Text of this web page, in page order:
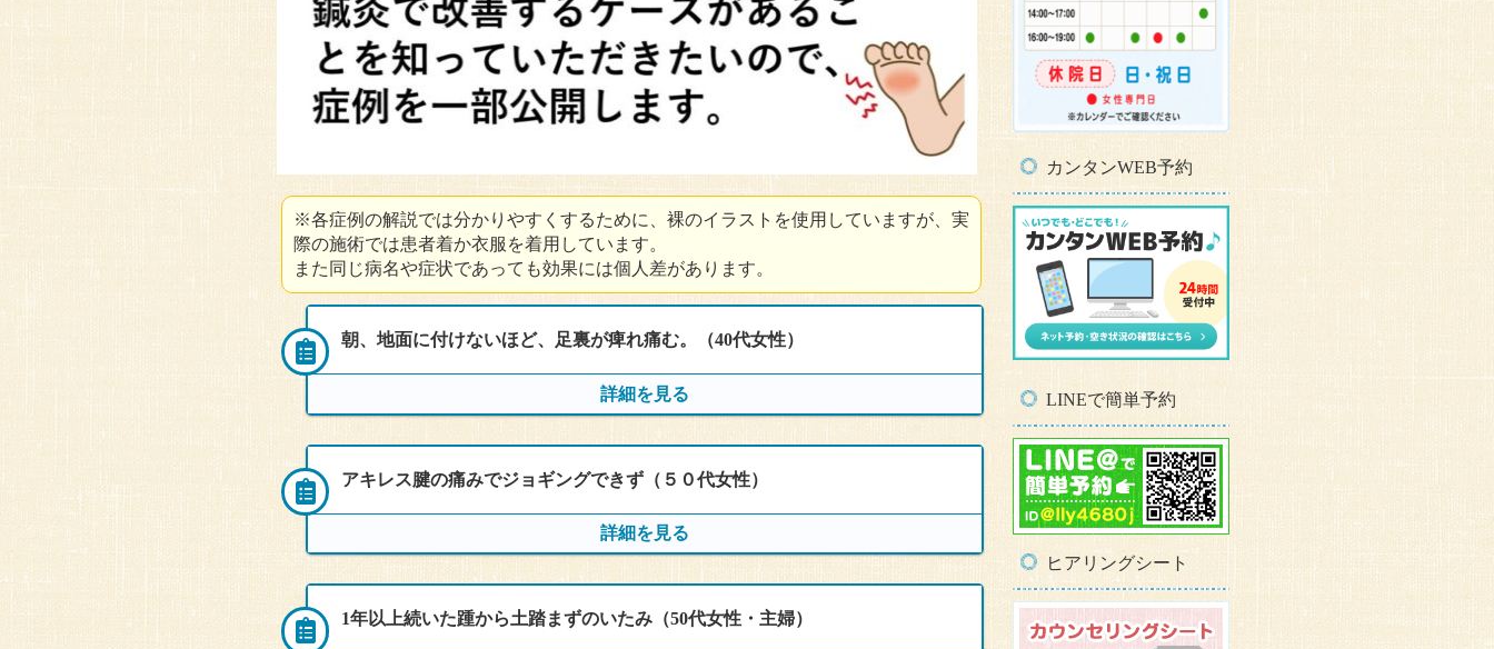
※各症例の解説では分かりやすくするために、裸のイラストを使用していますが、実
際の施術では患者着か衣服を着用しています。
また同じ病名や症状であっても効果には個人差があります。
朝、地面に付けないほど、足裏が痺れ痛む。（40代女性）
詳細を見る
来院者
40代女性 2023年８月〜９月
頻度 通院回数
アキレス腱の痛みでジョギングできず（５０代女性）
詳細を見る
来院者
1年以上続いた踵から土踏まずのいたみ（50代女性・主婦）
カンタンWEB予約
LINEで簡単予約
ヒアリングシート